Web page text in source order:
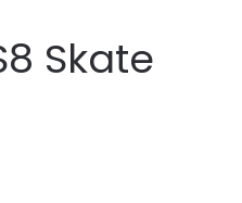
Skate